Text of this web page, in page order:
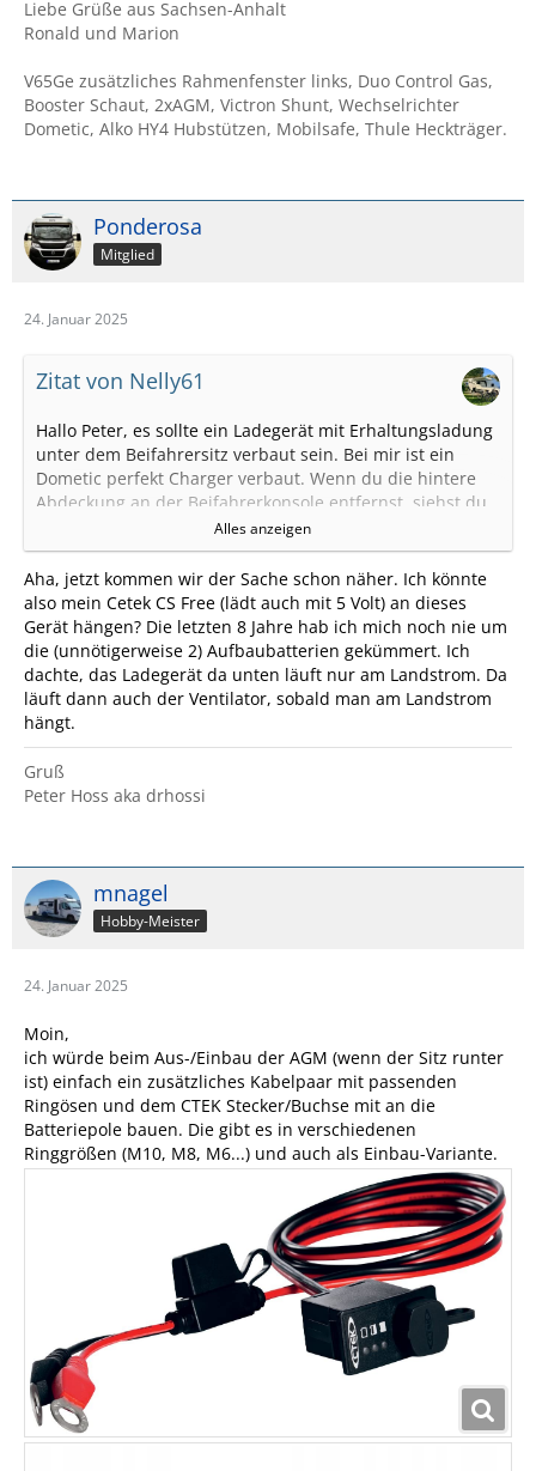
Liebe Grüße aus Sachsen-Anhalt
Ronald und Marion
V65Ge zusätzliches Rahmenfenster links, Duo Control Gas,
Booster Schaut, 2xAGM, Victron Shunt, Wechselrichter
Dometic, Alko HY4 Hubstützen, Mobilsafe, Thule Heckträger.
Ponderosa
Mitglied
24. Januar 2025
Zitat von Nelly61
Hallo Peter, es sollte ein Ladegerät mit Erhaltungsladung
unter dem Beifahrersitz verbaut sein. Bei mir ist ein
Dometic perfekt Charger verbaut. Wenn du die hintere
Abdeckung an der Beifahrerkonsole entfernst, siehst du
Das Dometic Ladegerät wird aber nicht eine bereits
tiefentladene Batterie aufladen. Unterhalb von etwa 10.5
volt Batteriespannung diagnostiziert das Ladegerät einen
Batteriedefekt und zeigt Error LED Code.
In dem Fall kannst du nur mit einem kleinen externen
Ladegerät 5 A zum Beispiel auch über eine 12 volt
Steckdose im Aufbau die Batterie wieder langsam laden.
Generell soll Tiefentladung vermieden werden. Je nach
Extras an Bord, kannst du von 1 A / Tag Entladung
ausgehen. Je nach Alter/Zustand der einen Aufbau-
Batterie kann das Womo mindestens 30 Tage ohne
Gruß Ronald
Alles anzeigen
Aha, jetzt kommen wir der Sache schon näher. Ich könnte
also mein Cetek CS Free (lädt auch mit 5 Volt) an dieses
Gerät hängen? Die letzten 8 Jahre hab ich mich noch nie um
die (unnötigerweise 2) Aufbaubatterien gekümmert. Ich
dachte, das Ladegerät da unten läuft nur am Landstrom. Da
läuft dann auch der Ventilator, sobald man am Landstrom
hängt.
Gruß
Peter Hoss aka drhossi
mnagel
Hobby-Meister
24. Januar 2025
Moin,
ich würde beim Aus-/Einbau der AGM (wenn der Sitz runter
ist) einfach ein zusätzliches Kabelpaar mit passenden
Ringösen und dem CTEK Stecker/Buchse mit an die
Batteriepole bauen. Die gibt es in verschiedenen
Ringgrößen (M10, M8, M6...) und auch als Einbau-Variante.